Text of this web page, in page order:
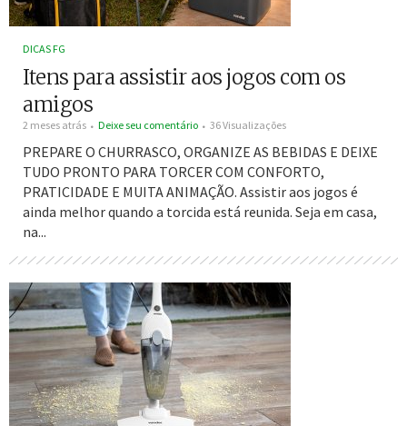
DICAS FG
Itens para assistir aos jogos com os
amigos
2 meses atrás Deixe seu comentário 36 Visualizações
PREPARE O CHURRASCO, ORGANIZE AS BEBIDAS E DEIXE
TUDO PRONTO PARA TORCER COM CONFORTO,
PRATICIDADE E MUITA ANIMAÇÃO. Assistir aos jogos é
ainda melhor quando a torcida está reunida. Seja em casa,
na...